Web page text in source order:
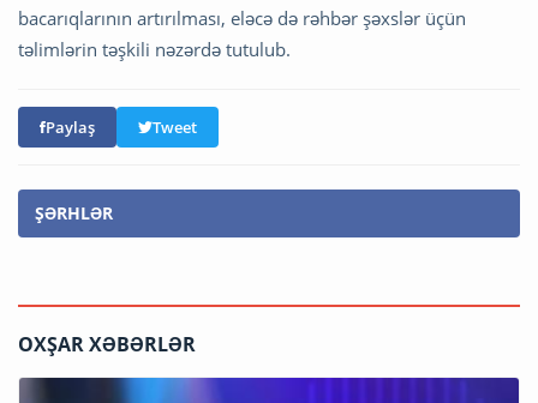
bacarıqlarının artırılması, eləcə də rəhbər şəxslər üçün
təlimlərin təşkili nəzərdə tutulub.
Paylaş Tweet
ŞƏRHLƏR
OXŞAR XƏBƏRLƏR